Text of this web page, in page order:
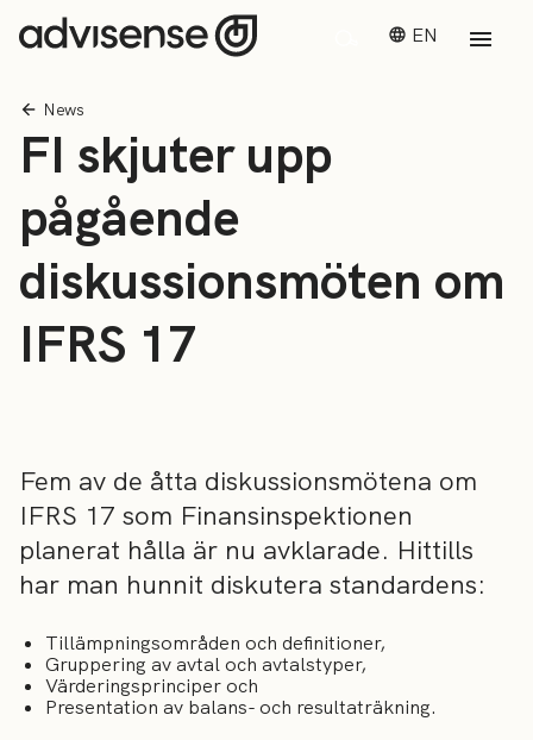
EN
News
FI skjuter upp
pågående
diskussionsmöten om
IFRS 17
Fem av de åtta diskussionsmötena om
IFRS 17 som Finansinspektionen
planerat hålla är nu avklarade. Hittills
har man hunnit diskutera standardens:
Tillämpningsområden och definitioner,
Gruppering av avtal och avtalstyper,
Värderingsprinciper och
Presentation av balans- och resultaträkning.